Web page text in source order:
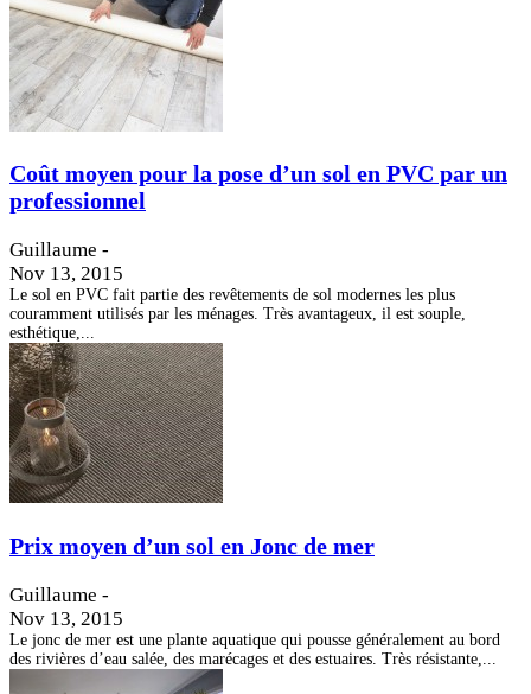
Coût moyen pour la pose d’un sol en PVC par un
professionnel
Guillaume -
Nov 13, 2015
Le sol en PVC fait partie des revêtements de sol modernes les plus
couramment utilisés par les ménages. Très avantageux, il est souple,
esthétique,...
Prix moyen d’un sol en Jonc de mer
Guillaume -
Nov 13, 2015
Le jonc de mer est une plante aquatique qui pousse généralement au bord
des rivières d’eau salée, des marécages et des estuaires. Très résistante,...